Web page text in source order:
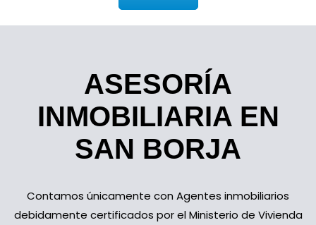
ASESORÍA
INMOBILIARIA EN
SAN BORJA
Contamos únicamente con Agentes inmobiliarios
debidamente certificados por el Ministerio de Vivienda